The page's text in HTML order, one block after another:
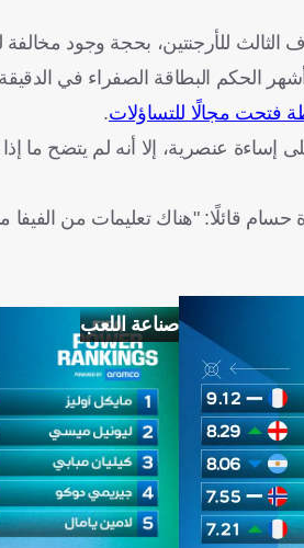
الثالث للأرجنتين، بحجة وجود
.
إساءة عنصرية، إلا أنه لم يتضح
قائلًا: "هناك تعليمات من
صناعة اللعب